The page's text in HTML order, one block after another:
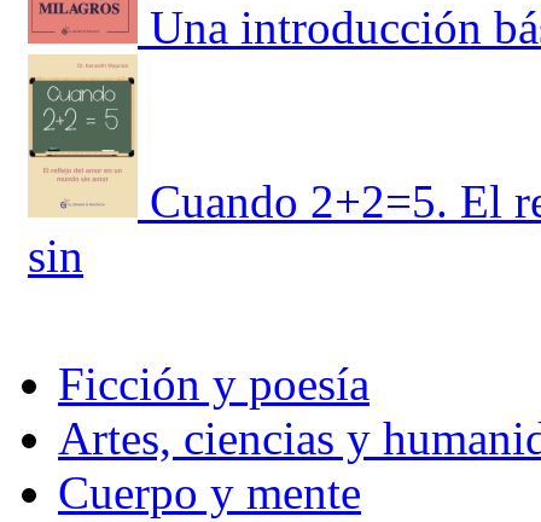
Una introducción
Cuando 2+2=5. El
sin
Ficción y poesía
Artes, ciencias y
Cuerpo y mente